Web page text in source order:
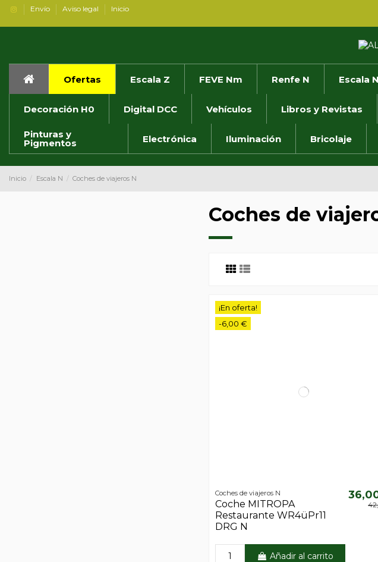
Envío Aviso legal Inicio
Ofertas Escala Z FEVE Nm Renfe N Escala N
Decoración H0 Digital DCC Vehículos Libros y Revistas
Pinturas y
Pigmentos Electrónica Iluminación Bricolaje
Inicio Escala N Coches de viajeros N
Coches de
¡En oferta!
-6,00 €
Coches de viajeros N
Coche MITROPA
Restaurante WR4üPr11
DRG N
Añadir al carrito